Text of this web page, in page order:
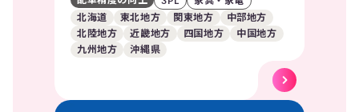
北海道
東北地方 関東地方
中部地方
北陸地方
近畿地方 四国地方
中国地方
九州地方
沖縄県